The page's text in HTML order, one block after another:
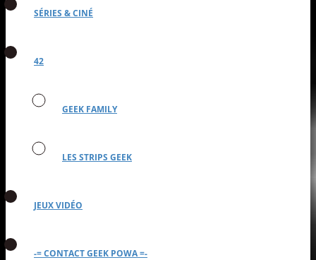
SÉRIES & CINÉ
42
GEEK FAMILY
LES STRIPS GEEK
JEUX VIDÉO
-= CONTACT GEEK POWA =-